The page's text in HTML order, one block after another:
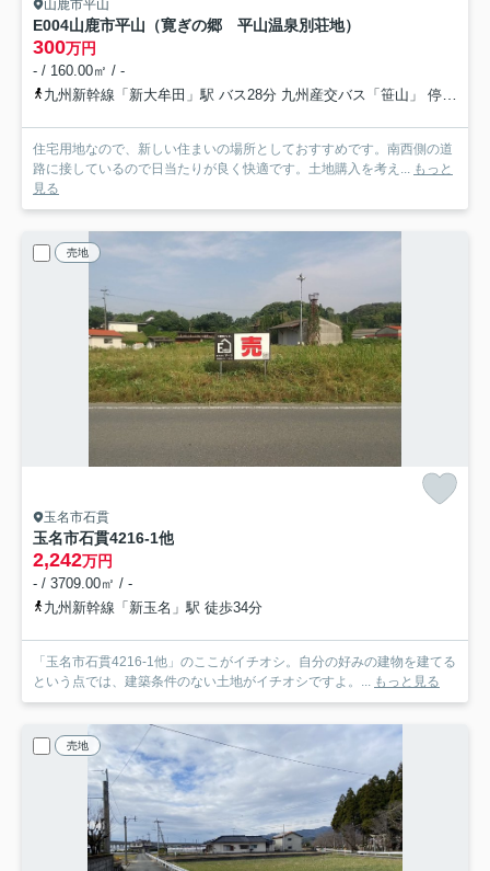
山鹿市平山
E004山鹿市平山（寛ぎの郷 平山温泉別荘地）
300万円
- / 160.00㎡ / -
九州新幹線「新大牟田」駅 バス28分 九州産交バス「笹山」 停歩15分
住宅用地なので、新しい住まいの場所としておすすめです。南西側の道
路に接しているので日当たりが良く快適です。土地購入を考え...
もっと
見る
売地
玉名市石貫
玉名市石貫4216-1他
2,242万円
- / 3709.00㎡ / -
九州新幹線「新玉名」駅 徒歩34分
「玉名市石貫4216-1他」のここがイチオシ。自分の好みの建物を建てる
という点では、建築条件のない土地がイチオシですよ。... もっと見る
売地